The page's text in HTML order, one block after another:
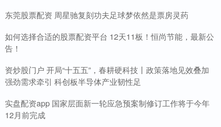
东莞股票配资 周星驰复刻功夫足球梦依然是票房灵药
如何选择合适的股票配资平台 12天11板！恒尚节能，最新公
告！
资炒股门户 开局“十五五”，春耕硬科技丨政策落地见效叠加
强劲需求牵引 科创板半导体产业韧性足
实盘配资app 国家层面新一轮应急预案制修订工作将于今年
12月前完成